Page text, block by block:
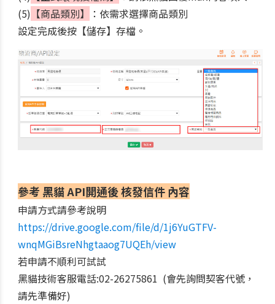
(5) 【商品類別】
：依需求選擇商品類別
設定完成後按【儲存】存檔。
參考 黑貓 API開通後 核發信件 內容
申請方式請參考說明
https://drive.google.com/file/d/1j6YuGTFV-
wnqMGiBsreNhgtaaog7UQEh/view
若申請不順利可試試
黑貓技術客服電話:02-26275861 (會先詢問契客代號，
請先準備好)